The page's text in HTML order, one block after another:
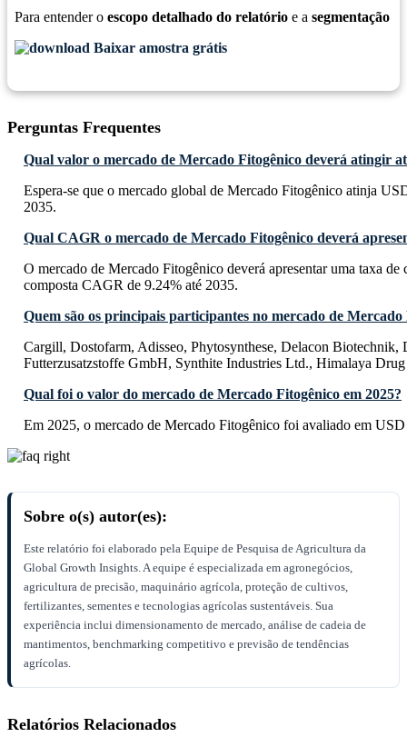
Para entender o escopo detalhado do relatório e a segmentação
Baixar amostra grátis
Perguntas Frequentes
Qual valor o mercado de Mercado Fitogênico deverá atingir
Espera-se que o mercado global de Mercado Fitogênico atinja
2035.
Qual CAGR o mercado de Mercado Fitogênico deverá
O mercado de Mercado Fitogênico deverá apresentar uma taxa de
composta CAGR de 9.24% até 2035.
Quem são os principais participantes no mercado de Mercado
Cargill, Dostofarm, Adisseo, Phytosynthese, Delacon Biotechnik,
Futterzusatzstoffe GmbH, Synthite Industries Ltd., Himalaya Drug
Qual foi o valor do mercado de Mercado Fitogênico em 2025?
Em 2025, o mercado de Mercado Fitogênico foi avaliado em
Sobre o(s) autor(es):
Este relatório foi elaborado pela Equipe de Pesquisa de Agricultura da
Global Growth Insights. A equipe é especializada em agronegócios,
agricultura de precisão, maquinário agrícola, proteção de cultivos,
fertilizantes, sementes e tecnologias agrícolas sustentáveis. Sua
experiência inclui dimensionamento de mercado, análise de cadeia de
mantimentos, benchmarking competitivo e previsão de tendências
agrícolas.
Relatórios Relacionados